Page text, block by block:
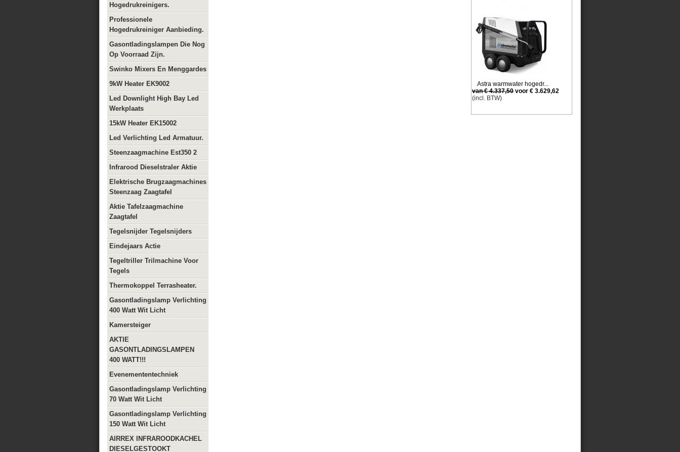
Hogedrukreinigers.
Professionele
Hogedrukreiniger Aanbieding.
Gasontladingslampen Die Nog
Op Voorraad Zijn.
Swinko Mixers En Menggardes
9kW Heater EK9002
Led Downlight High Bay Led
Werkplaats
15kW Heater EK15002
Led Verlichting Led Armatuur.
Steenzaagmachine Est350 2
Infrarood Dieselstraler Aktie
Elektrische Brugzaagmachines
Steenzaag Zaagtafel
Aktie Tafelzaagmachine
Zaagtafel
Tegelsnijder Tegelsnijders
Eindejaars Actie
Tegeltriller Trilmachine Voor
Tegels
Thermokoppel Terrasheater.
Gasontladingslamp Verlichting
400 Watt Wit Licht
Kamersteiger
AKTIE
GASONTLADINGSLAMPEN
400 WATT!!!
Evenemententechniek
Gasontladingslamp Verlichting
70 Watt Wit Licht
Gasontladingslamp Verlichting
150 Watt Wit Licht
AIRREX INFRAROODKACHEL
DIESELGESTOOKT
Astra warmwater hogedr...
van € 4.337,50 voor € 3.629,62
(incl. BTW)